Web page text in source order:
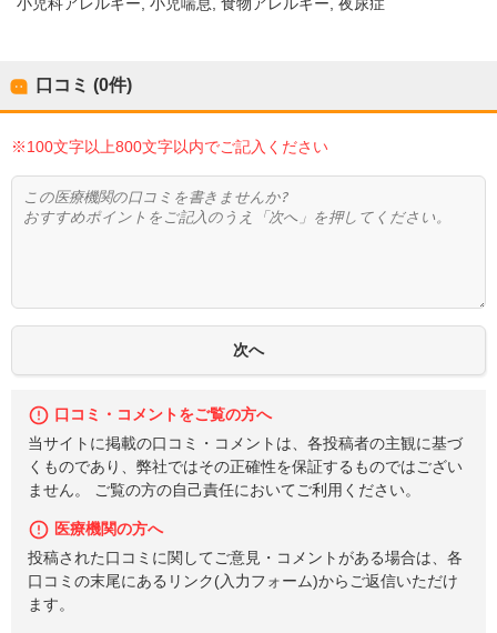
口コミ (0件)
※100文字以上800文字以内でご記入ください
口コミ・コメントをご覧の方へ
当サイトに掲載の口コミ・コメントは、各投稿者の主観に基づ
くものであり、弊社ではその正確性を保証するものではござい
ません。 ご覧の方の自己責任においてご利用ください。
医療機関の方へ
投稿された口コミに関してご意見・コメントがある場合は、各
口コミの末尾にあるリンク(入力フォーム)からご返信いただけ
ます。